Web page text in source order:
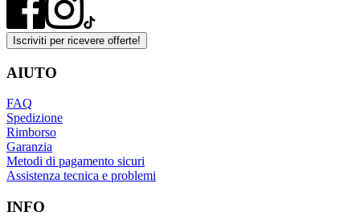
Iscriviti per ricevere offerte!
AIUTO
FAQ
Spedizione
Rimborso
Garanzia
Metodi di pagamento sicuri
Assistenza tecnica e problemi
INFO